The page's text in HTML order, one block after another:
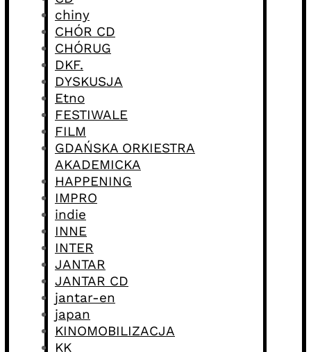
chiny
CHÓR CD
CHÓRUG
DKF.
DYSKUSJA
Etno
FESTIWALE
FILM
GDAŃSKA ORKIESTRA
AKADEMICKA
HAPPENING
IMPRO
indie
INNE
INTER
JANTAR
JANTAR CD
jantar-en
japan
KINOMOBILIZACJA
KK